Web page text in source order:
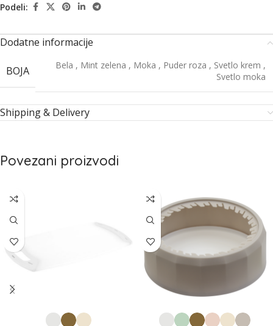
Podeli:
Dodatne informacije
BOJA Bela , Mint zelena , Moka , Puder roza , Svetlo krem ,
Svetlo moka
Shipping & Delivery
Povezani proizvodi